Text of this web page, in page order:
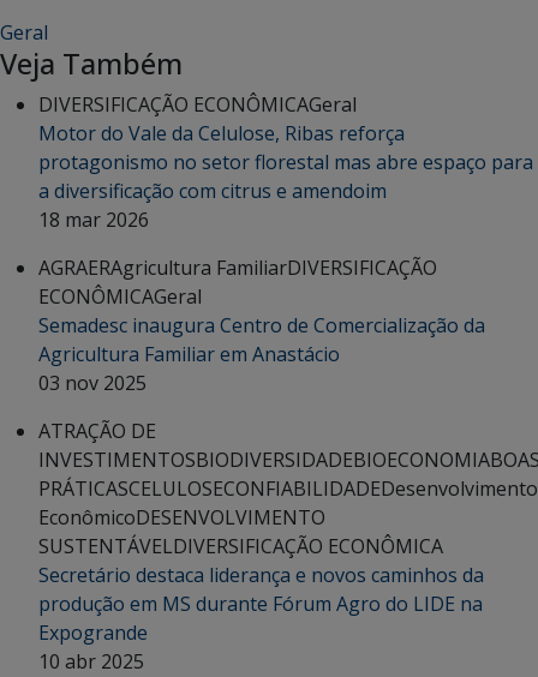
Geral
Veja Também
DIVERSIFICAÇÃO ECONÔMICAGeral
Motor do Vale da Celulose, Ribas reforça
protagonismo no setor florestal mas abre espaço para
a diversificação com citrus e amendoim
18 mar 2026
AGRAERAgricultura FamiliarDIVERSIFICAÇÃO
ECONÔMICAGeral
Semadesc inaugura Centro de Comercialização da
Agricultura Familiar em Anastácio
03 nov 2025
ATRAÇÃO DE
INVESTIMENTOSBIODIVERSIDADEBIOECONOMIA
PRÁTICASCELULOSECONFIABILIDADEDesenvolvimento
EconômicoDESENVOLVIMENTO
SUSTENTÁVELDIVERSIFICAÇÃO ECONÔMICA
Secretário destaca liderança e novos caminhos da
produção em MS durante Fórum Agro do LIDE na
Expogrande
10 abr 2025